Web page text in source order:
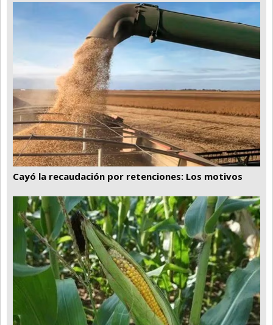
Cayó la recaudación por retenciones: Los motivos